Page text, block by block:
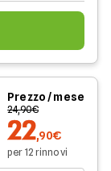
Prezzo / mese
24,90€
22,90€
per 12 rinnovi